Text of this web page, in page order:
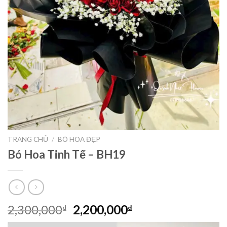
TRANG CHỦ / BÓ HOA ĐẸP
Bó Hoa Tinh Tế – BH19
2,300,000₫ Giá
gốc
2,200,000₫Giá
hiện